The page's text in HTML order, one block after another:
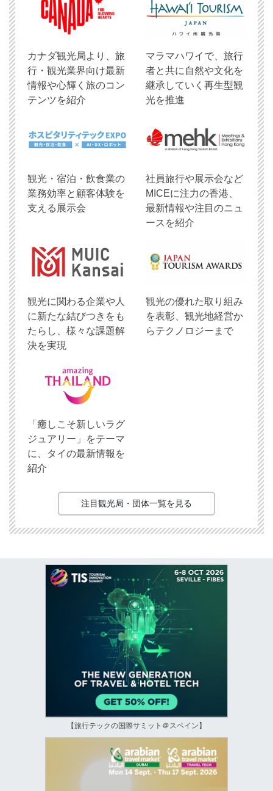
​カナダ観光局より、旅
行・観光業界向け最新
情報や心輝く旅のコン
テンツを紹介
マラマハワイで、旅行
者と共に自然や文化を
継承していく再生型観
光を推進
観光・宿泊・飲食業の
業務効率と顧客体験を
支える展示会
社員旅行や展示会など
MICEに注力の香港、
最新情報や注目のニュ
ースを紹介
観光に関わる企業や人
に新たな結びつきをも
たらし、様々な課題解
決を実現
観光の優れた取り組み
を表彰、観光地経営か
らテクノロジーまで
「癒しこそ新しいラグ
ジュアリー」をテーマ
に、タイの最新情報を
紹介
注目観光局・団体一覧を見る
【旅行テックの国際サミット＠スペイン】